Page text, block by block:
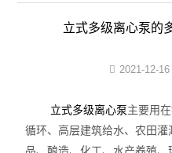
电子手轮
注塑式系统线束
立式多级离心泵
立式多级离心泵的
2021-12-16
立式多级离心泵 主要用
循环、高层建筑给水、农田